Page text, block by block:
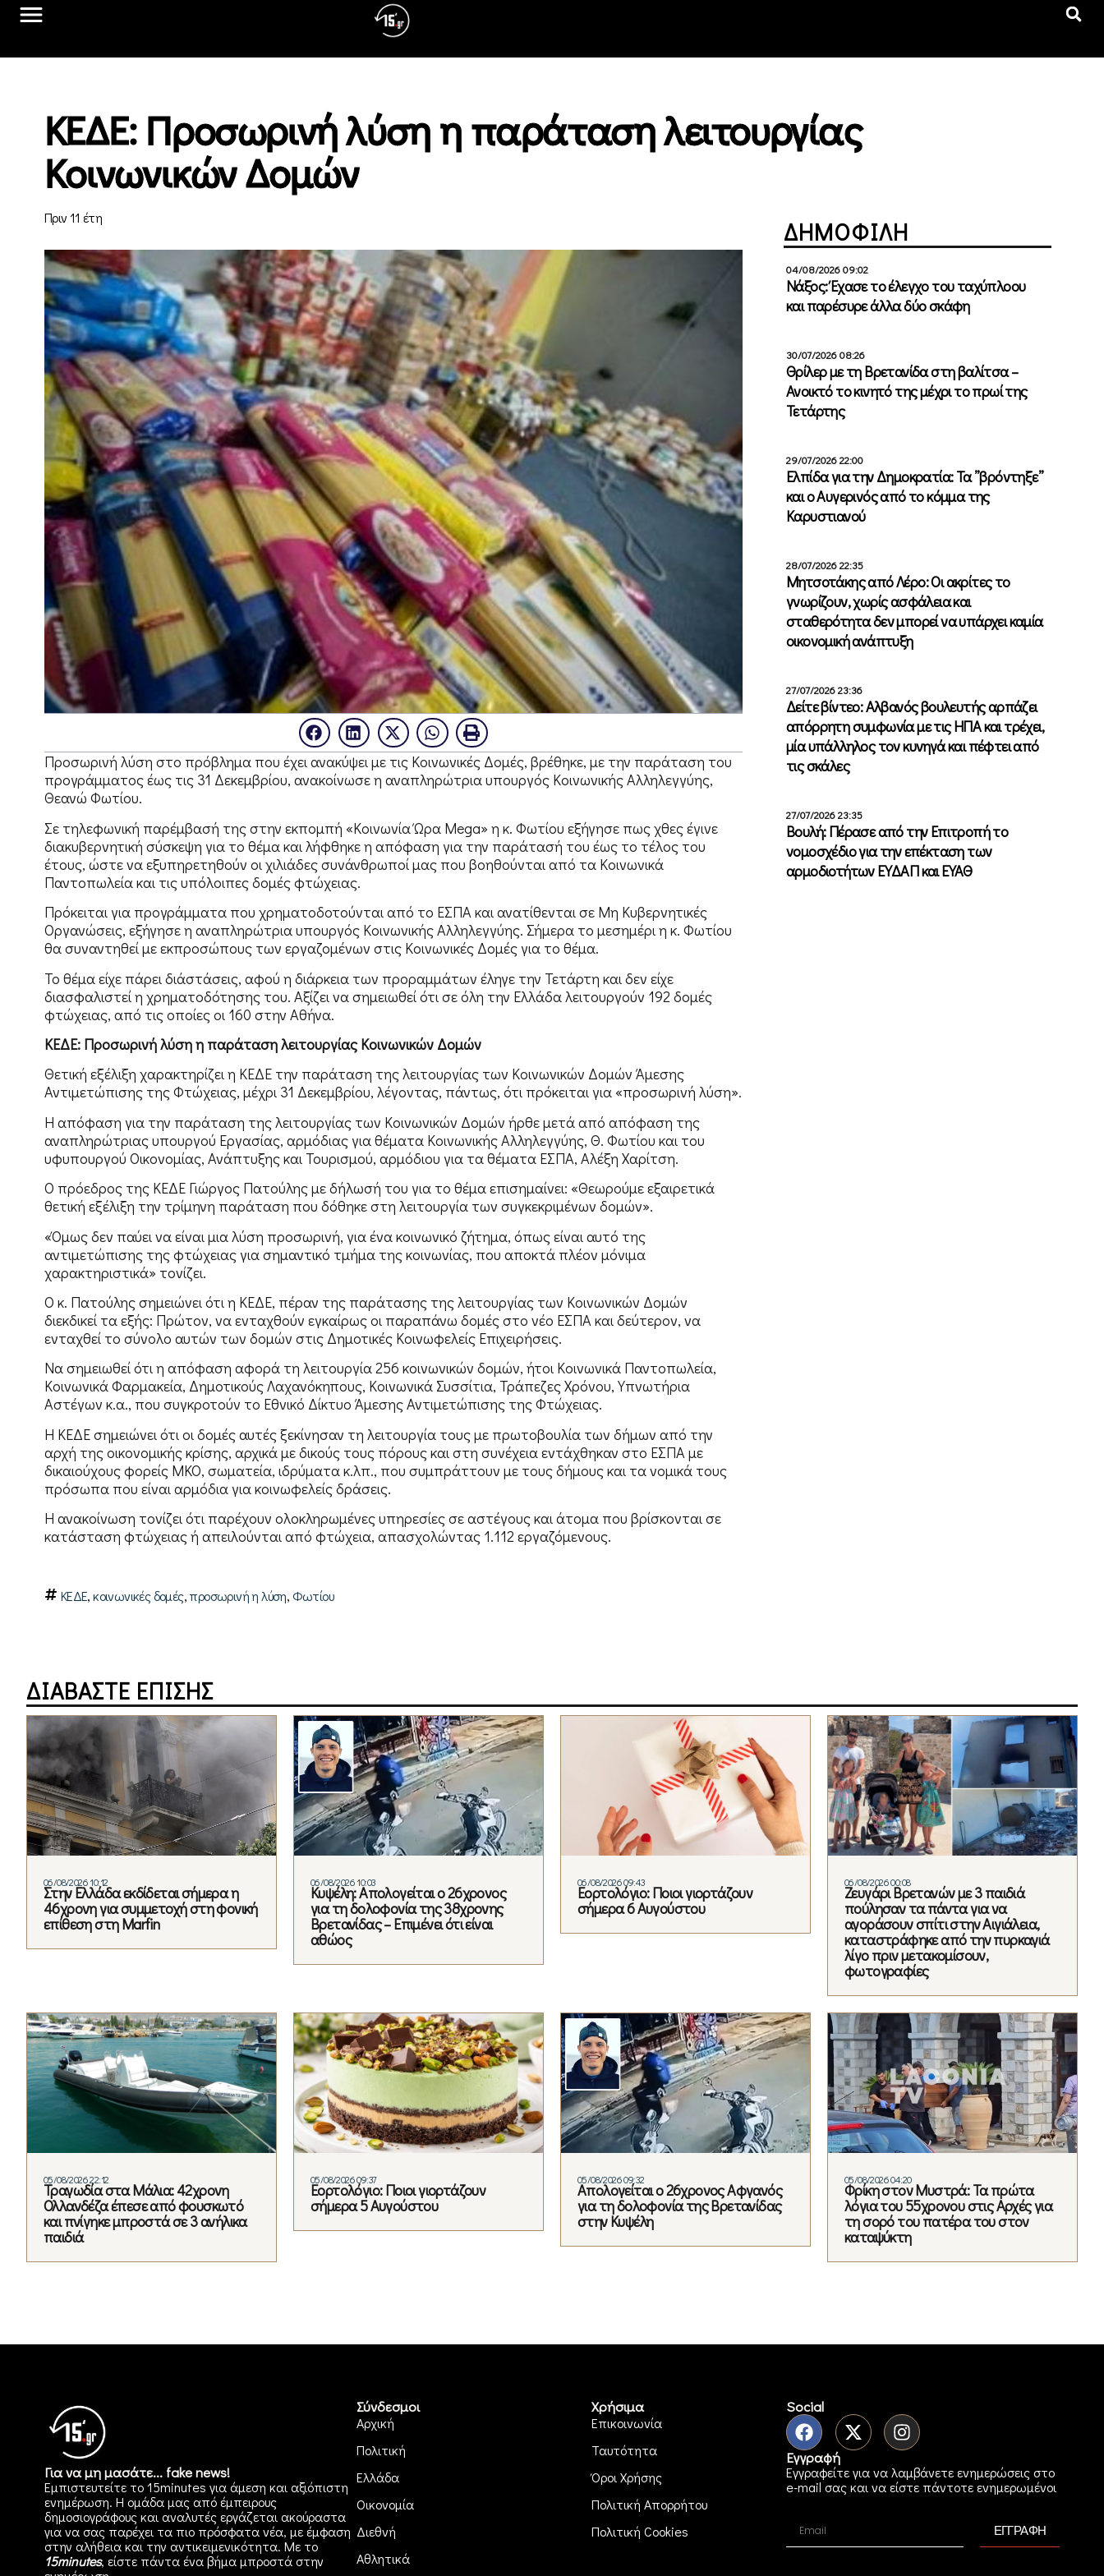
ΚΕΔΕ: Προσωρινή λύση η παράταση λειτουργίας
Κοινωνικών Δομών
Πριν 11 έτη
Προσωρινή λύση στο πρόβλημα που έχει ανακύψει με τις Κοινωνικές Δομές, βρέθηκε, με την παράταση του
προγράμματος έως τις 31 Δεκεμβρίου, ανακοίνωσε η αναπληρώτρια υπουργός Κοινωνικής Αλληλεγγύης,
Θεανώ Φωτίου.
Σε τηλεφωνική παρέμβασή της στην εκπομπή «Κοινωνία Ώρα Mega» η κ. Φωτίου εξήγησε πως χθες έγινε
διακυβερνητική σύσκεψη για το θέμα και λήφθηκε η απόφαση για την παράτασή του έως το τέλος του
έτους, ώστε να εξυπηρετηθούν οι χιλιάδες συνάνθρωποί μας που βοηθούνται από τα Κοινωνικά
Παντοπωλεία και τις υπόλοιπες δομές φτώχειας.
Πρόκειται για προγράμματα που χρηματοδοτούνται από το ΕΣΠΑ και ανατίθενται σε Μη Κυβερνητικές
Οργανώσεις, εξήγησε η αναπληρώτρια υπουργός Κοινωνικής Αλληλεγγύης. Σήμερα το μεσημέρι η κ. Φωτίου
θα συναντηθεί με εκπροσώπους των εργαζομένων στις Κοινωνικές Δομές για το θέμα.
Το θέμα είχε πάρει διάστάσεις, αφού η διάρκεια των προραμμάτων έληγε την Τετάρτη και δεν είχε
διασφαλιστεί η χρηματοδότησης του. Αξίζει να σημειωθεί ότι σε όλη την Ελλάδα λειτουργούν 192 δομές
φτώχειας, από τις οποίες οι 160 στην Αθήνα.
ΚΕΔΕ: Προσωρινή λύση η παράταση λειτουργίας Κοινωνικών Δομών
Θετική εξέλιξη χαρακτηρίζει η ΚΕΔΕ την παράταση της λειτουργίας των Κοινωνικών Δομών Άμεσης
Αντιμετώπισης της Φτώχειας, μέχρι 31 Δεκεμβρίου, λέγοντας, πάντως, ότι πρόκειται για «προσωρινή λύση».
Η απόφαση για την παράταση της λειτουργίας των Κοινωνικών Δομών ήρθε μετά από απόφαση της
αναπληρώτριας υπουργού Εργασίας, αρμόδιας για θέματα Κοινωνικής Αλληλεγγύης, Θ. Φωτίου και του
υφυπουργού Οικονομίας, Ανάπτυξης και Τουρισμού, αρμόδιου για τα θέματα ΕΣΠΑ, Αλέξη Χαρίτση.
Ο πρόεδρος της ΚΕΔΕ Γιώργος Πατούλης με δήλωσή του για το θέμα επισημαίνει: «Θεωρούμε εξαιρετικά
θετική εξέλιξη την τρίμηνη παράταση που δόθηκε στη λειτουργία των συγκεκριμένων δομών».
«Όμως δεν παύει να είναι μια λύση προσωρινή, για ένα κοινωνικό ζήτημα, όπως είναι αυτό της
αντιμετώπισης της φτώχειας για σημαντικό τμήμα της κοινωνίας, που αποκτά πλέον μόνιμα
χαρακτηριστικά» τονίζει.
Ο κ. Πατούλης σημειώνει ότι η ΚΕΔΕ, πέραν της παράτασης της λειτουργίας των Κοινωνικών Δομών
διεκδικεί τα εξής: Πρώτον, να ενταχθούν εγκαίρως οι παραπάνω δομές στο νέο ΕΣΠΑ και δεύτερον, να
ενταχθεί το σύνολο αυτών των δομών στις Δημοτικές Κοινωφελείς Επιχειρήσεις.
Να σημειωθεί ότι η απόφαση αφορά τη λειτουργία 256 κοινωνικών δομών, ήτοι Κοινωνικά Παντοπωλεία,
Κοινωνικά Φαρμακεία, Δημοτικούς Λαχανόκηπους, Κοινωνικά Συσσίτια, Τράπεζες Χρόνου, Υπνωτήρια
Αστέγων κ.α., που συγκροτούν το Εθνικό Δίκτυο Άμεσης Αντιμετώπισης της Φτώχειας.
Η ΚΕΔΕ σημειώνει ότι οι δομές αυτές ξεκίνησαν τη λειτουργία τους με πρωτοβουλία των δήμων από την
αρχή της οικονομικής κρίσης, αρχικά με δικούς τους πόρους και στη συνέχεια εντάχθηκαν στο ΕΣΠΑ με
δικαιούχους φορείς ΜΚΟ, σωματεία, ιδρύματα κ.λπ., που συμπράττουν με τους δήμους και τα νομικά τους
πρόσωπα που είναι αρμόδια για κοινωφελείς δράσεις.
Η ανακοίνωση τονίζει ότι παρέχουν ολοκληρωμένες υπηρεσίες σε αστέγους και άτομα που βρίσκονται σε
κατάσταση φτώχειας ή απειλούνται από φτώχεια, απασχολώντας 1.112 εργαζόμενους.
ΚΕΔΕ,κοινωνικές δομές,προσωρινή η λύση,Φωτίου
ΔΗΜΟΦΙΛΗ
04/08/2026 09:02
Νάξος: Έχασε το έλεγχο του ταχύπλοου
και παρέσυρε άλλα δύο σκάφη
30/07/2026 08:26
Θρίλερ με τη Βρετανίδα στη βαλίτσα –
Ανοικτό το κινητό της μέχρι το πρωί της
Τετάρτης
29/07/2026 22:00
Ελπίδα για την Δημοκρατία: Τα ”βρόντηξε”
και ο Αυγερινός από το κόμμα της
Καρυστιανού
28/07/2026 22:35
Μητσοτάκης από Λέρο: Οι ακρίτες το
γνωρίζουν, χωρίς ασφάλεια και
σταθερότητα δεν μπορεί να υπάρχει καμία
οικονομική ανάπτυξη
27/07/2026 23:36
Δείτε βίντεο: Αλβανός βουλευτής αρπάζει
απόρρητη συμφωνία με τις ΗΠΑ και τρέχει,
μία υπάλληλος τον κυνηγά και πέφτει από
τις σκάλες
27/07/2026 23:35
Βουλή: Πέρασε από την Επιτροπή το
νομοσχέδιο για την επέκταση των
αρμοδιοτήτων ΕΥΔΑΠ και ΕΥΑΘ
ΔΙΑΒΑΣΤΕ ΕΠΙΣΗΣ
06/08/2026 10:12
Στην Ελλάδα εκδίδεται σήμερα η
46χρονη για συμμετοχή στη φονική
επίθεση στη Marfin
06/08/2026 10:03
Κυψέλη: Απολογείται ο 26χρονος
για τη δολοφονία της 38χρονης
Βρετανίδας – Επιμένει ότι είναι
αθώος
06/08/2026 09:43
Εορτολόγιο: Ποιοι γιορτάζουν
σήμερα 6 Αυγούστου
06/08/2026 00:08
Ζευγάρι Βρετανών με 3 παιδιά
πούλησαν τα πάντα για να
αγοράσουν σπίτι στην Αιγιάλεια,
καταστράφηκε από την πυρκαγιά
λίγο πριν μετακομίσουν,
φωτογραφίες
05/08/2026 22:12
Τραγωδία στα Μάλια: 42χρονη
Ολλανδέζα έπεσε από φουσκωτό
και πνίγηκε μπροστά σε 3 ανήλικα
παιδιά
05/08/2026 09:37
Εορτολόγιο: Ποιοι γιορτάζουν
σήμερα 5 Αυγούστου
05/08/2026 09:32
Απολογείται ο 26χρονος Αφγανός
για τη δολοφονία της Βρετανίδας
στην Κυψέλη
05/08/2026 04:20
Φρίκη στον Μυστρά: Τα πρώτα
λόγια του 55χρονου στις Αρχές για
τη σορό του πατέρα του στον
καταψύκτη
Για να μη μασάτε... fake news!
Εμπιστευτείτε το 15minutes για άμεση και αξιόπιστη
ενημέρωση. Η ομάδα μας από έμπειρους
δημοσιογράφους και αναλυτές εργάζεται ακούραστα
για να σας παρέχει τα πιο πρόσφατα νέα, με έμφαση
στην αλήθεια και την αντικειμενικότητα. Με το
15minutes, είστε πάντα ένα βήμα μπροστά στην
Σύνδεσμοι
Αρχική
Πολιτική
Ελλάδα
Οικονομία
Διεθνή
Αθλητικά
Χρήσιμα
Επικοινωνία
Ταυτότητα
Όροι Χρήσης
Πολιτική Απορρήτου
Πολιτική Cookies
Social
Εγγραφή
Εγγραφείτε για να λαμβάνετε ενημερώσεις στο
e-mail σας και να είστε πάντοτε ενημερωμένοι
ΕΓΓΡΑΦΗ